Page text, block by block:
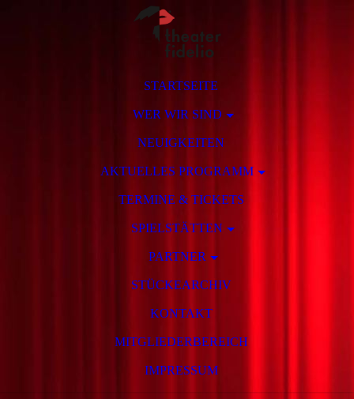
STARTSEITE
WER WIR SIND
NEUIGKEITEN
AKTUELLES PROGRAMM
TERMINE & TICKETS
SPIELSTÄTTEN
PARTNER
STÜCKEARCHIV
KONTAKT
MITGLIEDERBEREICH
IMPRESSUM